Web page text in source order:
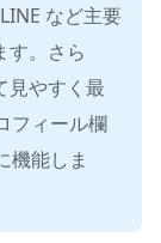
など主要
す。さら
見やすく最
フィール欄
機能しま